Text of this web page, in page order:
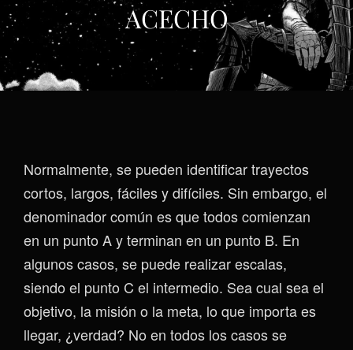
ACECHO
Normalmente, se pueden identificar trayectos
cortos, largos, fáciles y difíciles. Sin embargo, el
denominador común es que todos comienzan
en un punto A y terminan en un punto B. En
algunos casos, se puede realizar escalas,
siendo el punto C el intermedio. Sea cual sea el
objetivo, la misión o la meta, lo que importa es
llegar, ¿verdad? No en todos los casos se